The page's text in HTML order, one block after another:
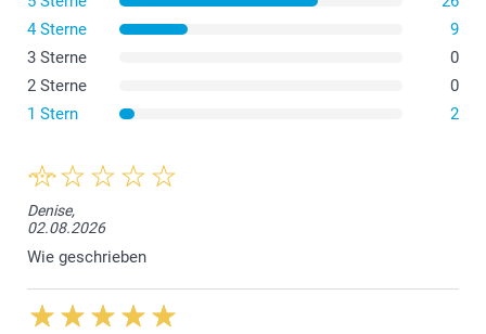
4 Sterne
9
3 Sterne
0
2 Sterne
0
1 Stern
2
Denise,
02.08.2026
Wie geschrieben